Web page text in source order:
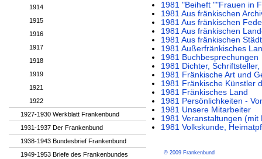
1981 "Beiheft ""Frauen in
1981 Aus fränkischen
1981 Aus fränkischen
1981 Aus fränkischen
1981 Aus fränkischen
1981 Außerfränkisches
1981 Buchbesprechungen
1981 Dichter,
1981 Fränkische Art und
1981 Fränkische Künstler
1981 Fränkisches Land
1981 Persönlichkeiten -
1981 Unsere Mitarbeiter
1981 Veranstaltungen
1981 Volkskunde,
© 2009 Frankenbund
1914
1915
1916
1917
1918
1919
1921
1922
1927-1930 Werkblatt Frankenbund
1931-1937 Der Frankenbund
1938-1943 Bundesbrief Frankenbund
1949-1953 Briefe des Frankenbundes